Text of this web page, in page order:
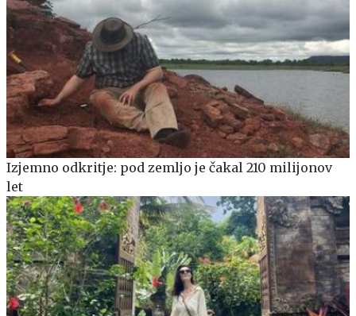
Izjemno odkritje: pod zemljo je čakal 210 milijonov
let